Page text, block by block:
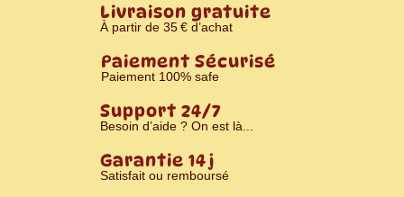
Livraison gratuite
À partir de 35 € d’achat
Paiement Sécurisé
Paiement 100% safe
Support 24/7
Besoin d’aide ? On est là...
Garantie 14 j
Satisfait ou remboursé